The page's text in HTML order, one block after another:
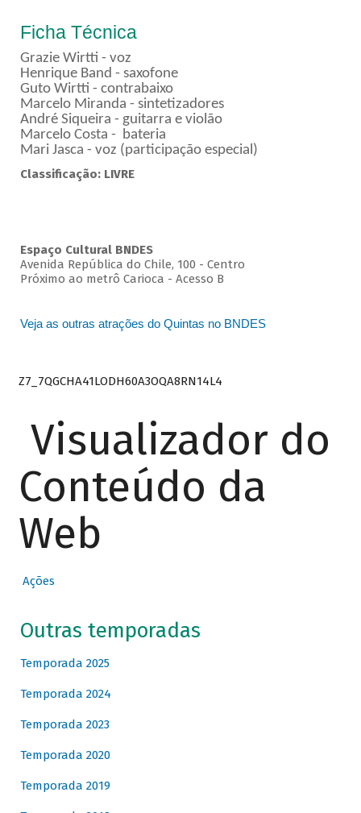
Ficha Técnica
Grazie Wirtti - voz
Henrique Band - saxofone
Guto Wirtti - contrabaixo
Marcelo Miranda - sintetizadores
André Siqueira - guitarra e violão
Marcelo Costa - bateria
Mari Jasca - voz (participação especial)
Classificação: LIVRE
Espaço Cultural BNDES
Avenida República do Chile, 100 - Centro
Próximo ao metrô Carioca - Acesso B
Veja as outras atrações do Quintas no BNDES
Z7_7QGCHA41LODH60A3OQA8RN14L4
Visualizador do
Conteúdo da
Web
Ações
Outras temporadas
Temporada 2025
Temporada 2024
Temporada 2023
Temporada 2020
Temporada 2019